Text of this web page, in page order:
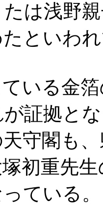
は浅野
といわ
いる金
証拠と
守閣も
初重先
ている。